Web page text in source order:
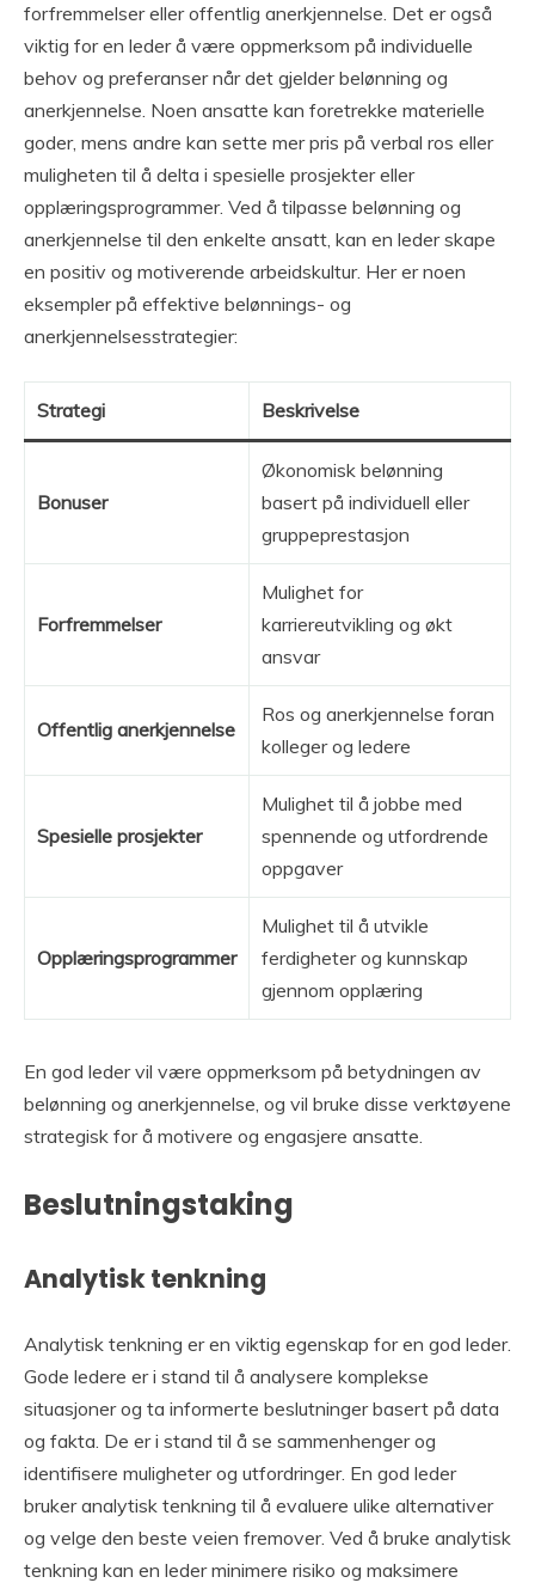
forfremmelser eller offentlig anerkjennelse. Det er også
viktig for en leder å være oppmerksom på individuelle
behov og preferanser når det gjelder belønning og
anerkjennelse. Noen ansatte kan foretrekke materielle
goder, mens andre kan sette mer pris på verbal ros eller
muligheten til å delta i spesielle prosjekter eller
opplæringsprogrammer. Ved å tilpasse belønning og
anerkjennelse til den enkelte ansatt, kan en leder skape
en positiv og motiverende arbeidskultur. Her er noen
eksempler på effektive belønnings- og
anerkjennelsesstrategier:
Strategi Beskrivelse
Bonuser
Økonomisk belønning
basert på individuell eller
gruppeprestasjon
Forfremmelser
Mulighet for
karriereutvikling og økt
ansvar
Offentlig anerkjennelse
Ros og anerkjennelse foran
kolleger og ledere
Spesielle prosjekter
Mulighet til å jobbe med
spennende og utfordrende
oppgaver
Opplæringsprogrammer
Mulighet til å utvikle
ferdigheter og kunnskap
gjennom opplæring
En god leder vil være oppmerksom på betydningen av
belønning og anerkjennelse, og vil bruke disse verktøyene
strategisk for å motivere og engasjere ansatte.
Beslutningstaking
Analytisk tenkning
Analytisk tenkning er en viktig egenskap for en god leder.
Gode ledere er i stand til å analysere komplekse
situasjoner og ta informerte beslutninger basert på data
og fakta. De er i stand til å se sammenhenger og
identifisere muligheter og utfordringer. En god leder
bruker analytisk tenkning til å evaluere ulike alternativer
og velge den beste veien fremover. Ved å bruke analytisk
tenkning kan en leder minimere risiko og maksimere